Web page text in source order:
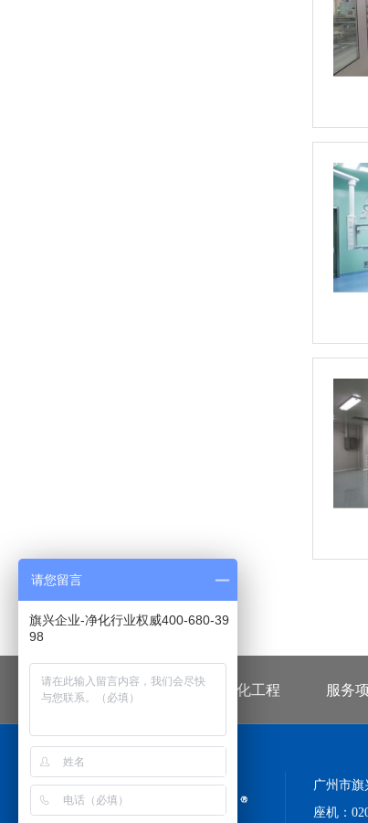
首页 无尘车间净化工程 服务
广州市旗
座机：
请您留言
旗兴企业-净化行业权威400-680-39
98